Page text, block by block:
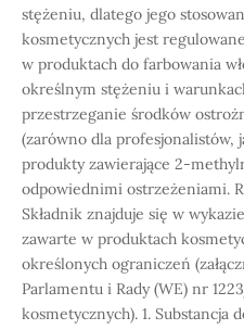
stężeniu, dlatego jego
kosmetycznych jest
w produktach do farbowania
określnym stężeniu i
przestrzeganie środków
(zarówno dla profesjonalistów,
produkty zawierające 2-
odpowiednimi ostrzeżeniami.
Składnik znajduje się w
zawarte w produktach
określonych ograniczeń
Parlamentu i Rady (WE) nr
kosmetycznych). 1. Substancja